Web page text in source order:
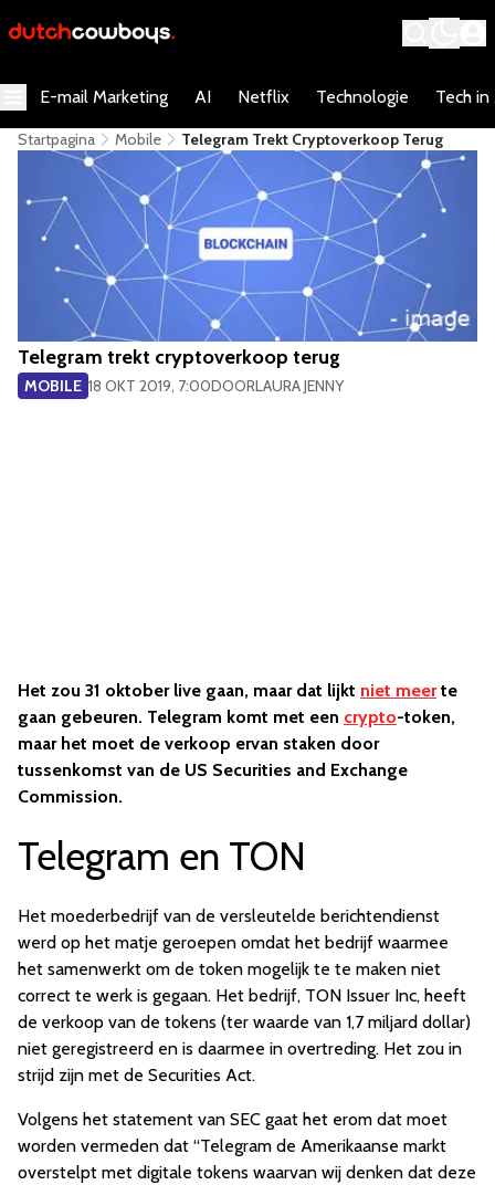
E-mail Marketing AI Netflix Technologie Tech in
Startpagina Mobile Telegram Trekt Cryptoverkoop Terug
Telegram trekt cryptoverkoop terug
MOBILE 18 OKT 2019, 7:00DOORLAURA JENNY
Het zou 31 oktober live gaan, maar dat lijkt niet meerte
gaan gebeuren. Telegram komt met een crypto-token,
maar het moet de verkoop ervan staken door
tussenkomst van de US Securities and Exchange
Commission.
Telegram en TON
Het moederbedrijf van de versleutelde berichtendienst
werd op het matje geroepen omdat het bedrijf waarmee
het samenwerkt om de token mogelijk te te maken niet
correct te werk is gegaan. Het bedrijf, TON Issuer Inc, heeft
de verkoop van de tokens (ter waarde van 1,7 miljard dollar)
niet geregistreerd en is daarmee in overtreding. Het zou in
strijd zijn met de Securities Act.
Volgens het statement van SEC gaat het erom dat moet
worden vermeden dat “Telegram de Amerikaanse markt
overstelpt met digitale tokens waarvan wij denken dat deze